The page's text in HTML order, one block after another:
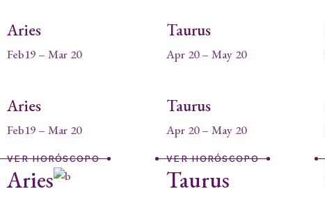
Aries
Feb19 – Mar 20
Aries
Feb19 – Mar 20
VER HORÓSCOPO
Aries
Taurus
Apr 20 – May 20
Taurus
Apr 20 – May 20
VER HORÓSCOPO
Taurus